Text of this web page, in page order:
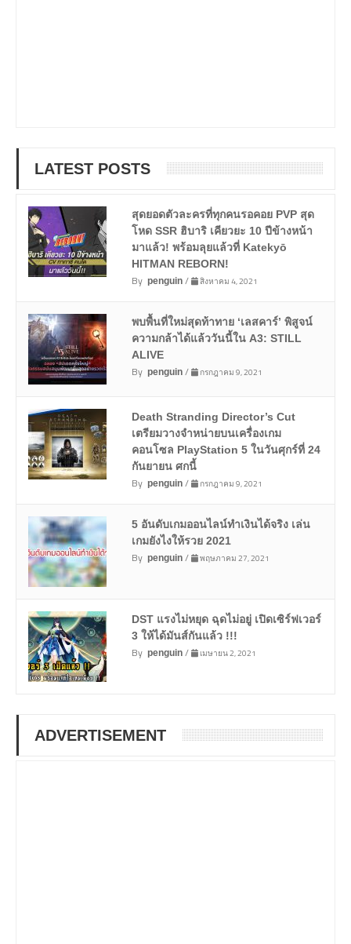
LATEST POSTS
สุดยอดตัวละครที่ทุกคนรอคอย PVP สุด
โหด SSR ฮิบาริ เคียวยะ 10 ปีข้างหน้า
มาแล้ว! พร้อมลุยแล้วที่ Katekyō
HITMAN REBORN!
By penguin/ สิงหาคม 4, 2021
พบพื้นที่ใหม่สุดท้าทาย ‘เลสคาร์’ พิสูจน์
ความกล้าได้แล้ววันนี้ใน A3: STILL
ALIVE
By penguin/ กรกฎาคม 9, 2021
Death Stranding Director’s Cut
เตรียมวางจำหน่ายบนเครื่องเกม
คอนโซล PlayStation 5 ในวันศุกร์ที่ 24
กันยายน ศกนี้
By penguin/ กรกฎาคม 9, 2021
5 อันดับเกมออนไลน์ทำเงินได้จริง เล่น
เกมยังไงให้รวย 2021
By penguin/ พฤษภาคม 27, 2021
DST แรงไม่หยุด ฉุดไม่อยู่ เปิดเซิร์ฟเวอร์
3 ให้ได้มันส์กันแล้ว !!!
By penguin/ เมษายน 2, 2021
ADVERTISEMENT